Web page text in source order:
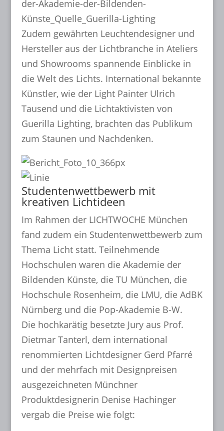
Zudem gewährten Leuchtendesigner und
Hersteller aus der Lichtbranche in Ateliers
und Showrooms spannende Einblicke in
die Welt des Lichts. International bekannte
Künstler, wie der Light Painter Ulrich
Tausend und die Lichtaktivisten von
Guerilla Lighting, brachten das Publikum
zum Staunen und Nachdenken.
Studentenwettbewerb mit
kreativen Lichtideen
Im Rahmen der LICHTWOCHE München
fand zudem ein Studentenwettbewerb zum
Thema Licht statt. Teilnehmende
Hochschulen waren die Akademie der
Bildenden Künste, die TU München, die
Hochschule Rosenheim, die LMU, die AdBK
Nürnberg und die Pop-Akademie B-W.
Die hochkarätig besetzte Jury aus Prof.
Dietmar Tanterl, dem international
renommierten Lichtdesigner Gerd Pfarré
und der mehrfach mit Designpreisen
ausgezeichneten Münchner
Produktdesignerin Denise Hachinger
vergab die Preise wie folgt: